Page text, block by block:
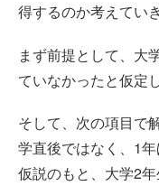
得するのか考えてい
まず前提として、大
ていなかったと仮定
そして、次の項目で
学直後ではなく、1
仮説のもと、大学2